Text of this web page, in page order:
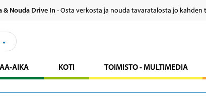
& Nouda Drive In- Osta verkosta ja nouda tavaratalosta jo kahden
AIKA KOTI TOIMISTO - MULTIMEDIA